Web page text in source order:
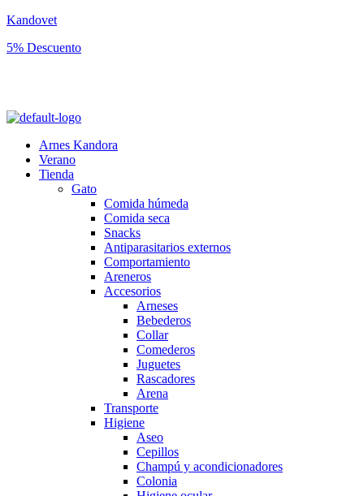
Kandovet
5% Descuento
Arnes Kandora
Verano
Tienda
Gato
Comida húmeda
Comida seca
Snacks
Antiparasitarios externos
Comportamiento
Areneros
Accesorios
Arneses
Bebederos
Collar
Comederos
Juguetes
Rascadores
Arena
Transporte
Higiene
Aseo
Cepillos
Champú y acondicionadores
Colonia